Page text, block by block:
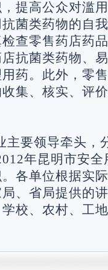
提高公众对滥
菌类药物的自
查零售药店药
抗菌类药物、
药。此外，零
集、核实、评
主要领导牵头，
年昆明市安全
各单位根据实
、省局提供的
校、农村、工